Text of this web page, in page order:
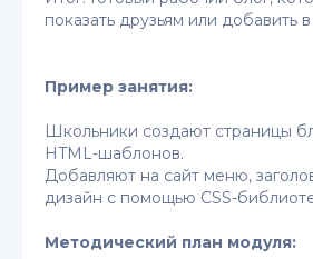
показать друзьям или добавить
Пример занятия:
Школьники создают страницы
HTML-шаблонов.
Добавляют на сайт меню,
дизайн с помощью CSS-
Методический план модуля: